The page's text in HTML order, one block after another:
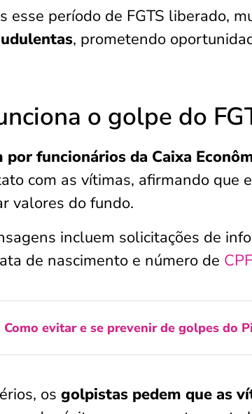
esse período de FGTS liberado,
, prometendo
o golpe do
funcionários da Caixa
com as vítimas, afirmando que
valores do fundo.
incluem solicitações de
de nascimento e número de CPF
Como evitar e se prevenir de golpes do
os golpistas pedem que as